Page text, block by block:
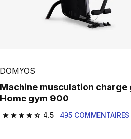
DOMYOS
Machine musculation charge guidée compact -
Home gym 900
4.5
4.5 out of 5 stars from 495 reviews
495 COMMENTAIRES